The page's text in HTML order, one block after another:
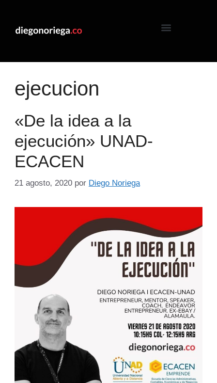
ejecucion
«De la idea a la
ejecución» UNAD-
ECACEN
21 agosto, 2020 por Diego Noriega